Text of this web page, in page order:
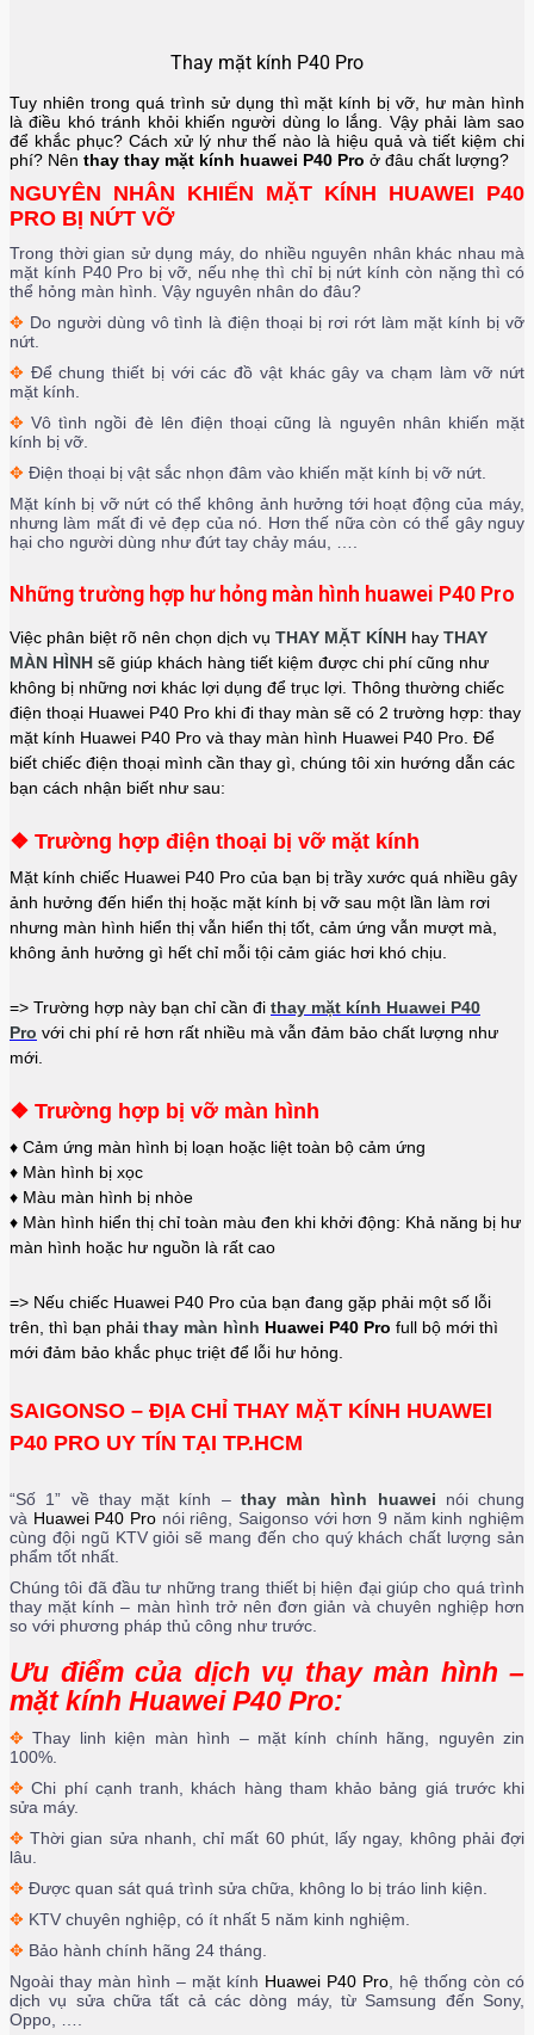
Thay mặt kính P40 Pro
Tuy nhiên trong quá trình sử dụng thì mặt kính bị vỡ, hư màn hình
là điều khó tránh khỏi khiến người dùng lo lắng. Vậy phải làm sao
để khắc phục? Cách xử lý như thế nào là hiệu quả và tiết kiệm chi
phí? Nên thay thay mặt kính huawei P40 Pro ở đâu chất lượng?
NGUYÊN NHÂN KHIẾN MẶT KÍNH HUAWEI P40
PRO BỊ NỨT VỠ
Trong thời gian sử dụng máy, do nhiều nguyên nhân khác nhau mà
mặt kính P40 Pro bị vỡ, nếu nhẹ thì chỉ bị nứt kính còn nặng thì có
thể hỏng màn hình. Vậy nguyên nhân do đâu?
✥ Do người dùng vô tình là điện thoại bị rơi rớt làm mặt kính bị vỡ
nứt.
✥ Để chung thiết bị với các đồ vật khác gây va chạm làm vỡ nứt
mặt kính.
✥ Vô tình ngồi đè lên điện thoại cũng là nguyên nhân khiến mặt
kính bị vỡ.
✥ Điện thoại bị vật sắc nhọn đâm vào khiến mặt kính bị vỡ nứt.
Mặt kính bị vỡ nứt có thể không ảnh hưởng tới hoạt động của máy,
nhưng làm mất đi vẻ đẹp của nó. Hơn thế nữa còn có thể gây nguy
hại cho người dùng như đứt tay chảy máu, ….
Những trường hợp hư hỏng màn hình huawei P40 Pro
Việc phân biệt rõ nên chọn dịch vụ THAY MẶT KÍNH hay THAY
MÀN HÌNH sẽ giúp khách hàng tiết kiệm được chi phí cũng như
không bị những nơi khác lợi dụng để trục lợi. Thông thường chiếc
điện thoại Huawei P40 Pro khi đi thay màn sẽ có 2 trường hợp: thay
mặt kính Huawei P40 Pro và thay màn hình Huawei P40 Pro. Để
biết chiếc điện thoại mình cần thay gì, chúng tôi xin hướng dẫn các
bạn cách nhận biết như sau:
❖ Trường hợp điện thoại bị vỡ mặt kính
Mặt kính chiếc Huawei P40 Pro của bạn bị trầy xước quá nhiều gây
ảnh hưởng đến hiển thị hoặc mặt kính bị vỡ sau một lần làm rơi
nhưng màn hình hiển thị vẫn hiển thị tốt, cảm ứng vẫn mượt mà,
không ảnh hưởng gì hết chỉ mỗi tội cảm giác hơi khó chịu.
=> Trường hợp này bạn chỉ cần đi thay mặt kính Huawei P40
Pro với chi phí rẻ hơn rất nhiều mà vẫn đảm bảo chất lượng như
mới.
❖ Trường hợp bị vỡ màn hình
♦ Cảm ứng màn hình bị loạn hoặc liệt toàn bộ cảm ứng
♦ Màn hình bị xọc
♦ Màu màn hình bị nhòe
♦ Màn hình hiển thị chỉ toàn màu đen khi khởi động: Khả năng bị hư
màn hình hoặc hư nguồn là rất cao
=> Nếu chiếc Huawei P40 Pro của bạn đang gặp phải một số lỗi
trên, thì bạn phải thay màn hình Huawei P40 Pro full bộ mới thì
mới đảm bảo khắc phục triệt để lỗi hư hỏng.
SAIGONSO – ĐỊA CHỈ THAY MẶT KÍNH HUAWEI
P40 PRO UY TÍN TẠI TP.HCM
“Số 1” về thay mặt kính – thay màn hình huawei nói chung
và Huawei P40 Pro nói riêng, Saigonso với hơn 9 năm kinh nghiệm
cùng đội ngũ KTV giỏi sẽ mang đến cho quý khách chất lượng sản
phẩm tốt nhất.
Chúng tôi đã đầu tư những trang thiết bị hiện đại giúp cho quá trình
thay mặt kính – màn hình trở nên đơn giản và chuyên nghiệp hơn
so với phương pháp thủ công như trước.
Ưu điểm của dịch vụ thay màn hình –
mặt kính Huawei P40 Pro:
✥ Thay linh kiện màn hình – mặt kính chính hãng, nguyên zin
100%.
✥ Chi phí cạnh tranh, khách hàng tham khảo bảng giá trước khi
sửa máy.
✥ Thời gian sửa nhanh, chỉ mất 60 phút, lấy ngay, không phải đợi
lâu.
✥ Được quan sát quá trình sửa chữa, không lo bị tráo linh kiện.
✥ KTV chuyên nghiệp, có ít nhất 5 năm kinh nghiệm.
✥ Bảo hành chính hãng 24 tháng.
Ngoài thay màn hình – mặt kính Huawei P40 Pro, hệ thống còn có
dịch vụ sửa chữa tất cả các dòng máy, từ Samsung đến Sony,
Oppo, ….